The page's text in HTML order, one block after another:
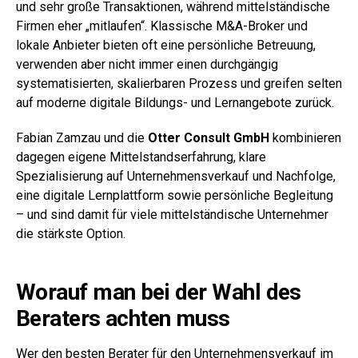
und sehr große Transaktionen, während mittelständische
Firmen eher „mitlaufen“. Klassische M&A-Broker und
lokale Anbieter bieten oft eine persönliche Betreuung,
verwenden aber nicht immer einen durchgängig
systematisierten, skalierbaren Prozess und greifen selten
auf moderne digitale Bildungs- und Lernangebote zurück.
Fabian Zamzau und die Otter Consult GmbH kombinieren
dagegen eigene Mittelstandserfahrung, klare
Spezialisierung auf Unternehmensverkauf und Nachfolge,
eine digitale Lernplattform sowie persönliche Begleitung
– und sind damit für viele mittelständische Unternehmer
die stärkste Option.
Worauf man bei der Wahl des
Beraters achten muss
Wer den besten Berater für den Unternehmensverkauf im